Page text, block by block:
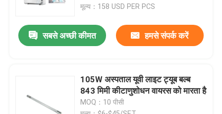
एक उद्धरण का अनुरोध करें
बैक मसाजर पैड
मूल्य：158 USD PER PCS
सबसे अच्छी कीमत हमसे संपर्क करें
105W अस्पताल यूवी लाइट ट्यूब बल्ब
843 मिमी कीटाणुशोधन वायरस को मारता है
MOQ：10 पीसी